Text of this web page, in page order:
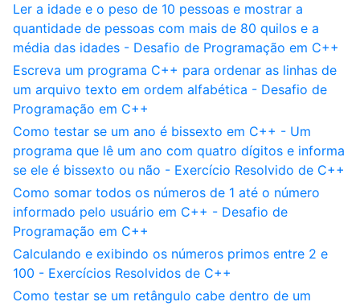
Ler a idade e o peso de 10 pessoas e mostrar a
quantidade de pessoas com mais de 80 quilos e a
média das idades - Desafio de Programação em C++
Escreva um programa C++ para ordenar as linhas de
um arquivo texto em ordem alfabética - Desafio de
Programação em C++
Como testar se um ano é bissexto em C++ - Um
programa que lê um ano com quatro dígitos e informa
se ele é bissexto ou não - Exercício Resolvido de C++
Como somar todos os números de 1 até o número
informado pelo usuário em C++ - Desafio de
Programação em C++
Calculando e exibindo os números primos entre 2 e
100 - Exercícios Resolvidos de C++
Como testar se um retângulo cabe dentro de um